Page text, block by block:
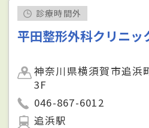
診療時間外
平田整形外科クリニッ
神奈川県横須賀市追浜
3F
046-867-6012
追浜駅